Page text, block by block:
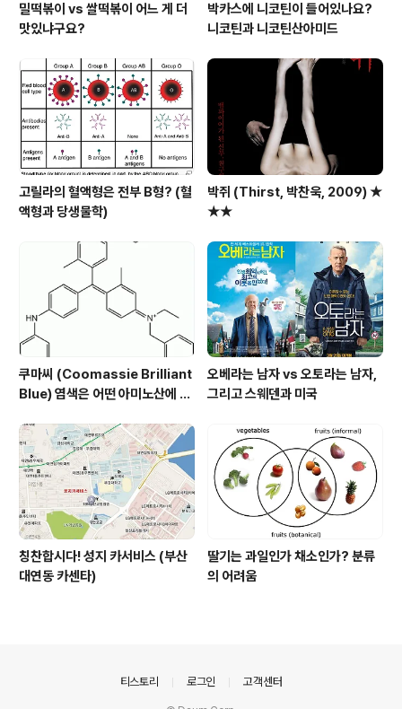
밀떡볶이 vs 쌀떡볶이 어느 게 더
맛있냐구요?
박카스에 니코틴이 들어있나요?
니코틴과 니코틴산아미드
고릴라의 혈액형은 전부 B형? (혈
액형과 당생물학)
박쥐 (Thirst, 박찬욱, 2009) ★
★★
쿠마씨 (Coomassie Brilliant
Blue) 염색은 어떤 아미노산에 되
오베라는 남자 vs 오토라는 남자,
그리고 스웨덴과 미국
칭찬합시다! 성지 카서비스 (부산
대연동 카센타)
딸기는 과일인가 채소인가? 분류
의 어려움
티스토리 로그인 고객센터